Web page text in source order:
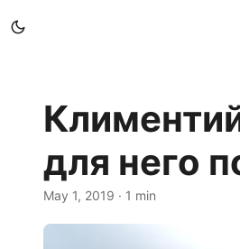
для него
May 1, 2019 · 1 min